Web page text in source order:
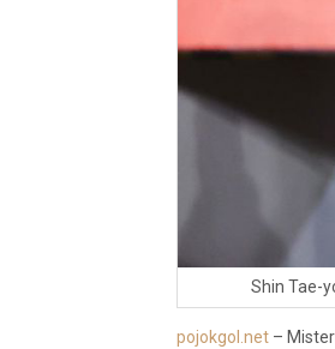
Shin Tae-
pojokgol.net –